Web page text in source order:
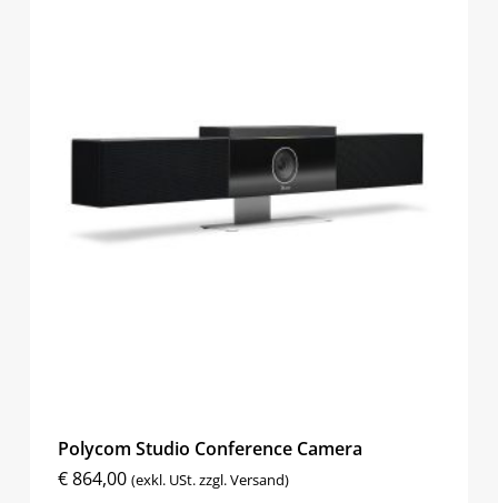
Polycom Studio Conference Camera
€864,00 (exkl. USt. zzgl. Versand)